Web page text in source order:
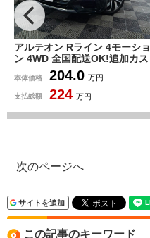
アルテオン Rライン 4モーショ
ン 4WD 全国配送OK!追加カス
タムOK!連絡下さい!
本体価格 204.0 万円
支払総額 224 万円
次のページへ
サイトを追加
この記事のキーワード